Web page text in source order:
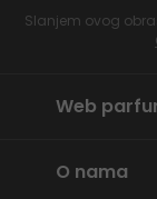
Slanjem ovog
Web
O nama